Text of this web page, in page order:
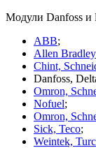
Модули Danfoss и
ABB;
Allen Bradley
Chint,
Danfoss,
Omron,
Nofuel;
Omron,
Sick, Teco;
Weintek,